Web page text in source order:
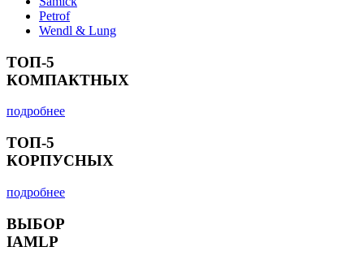
Petrof
Wendl & Lung
ТОП-5
КОМПАКТНЫХ
подробнее
ТОП-5
КОРПУСНЫХ
подробнее
ВЫБОР
IAMLP